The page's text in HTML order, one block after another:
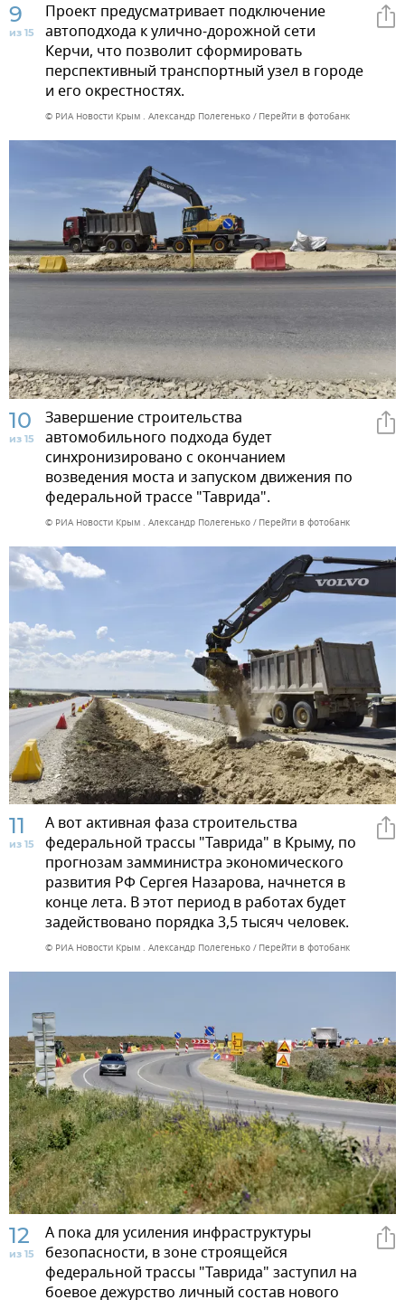
9
из 15
Проект предусматривает подключение
автоподхода к улично-дорожной сети
Керчи, что позволит сформировать
перспективный транспортный узел в городе
и его окрестностях.
© РИА Новости Крым . Александр Полегенько Перейти в фотобанк
10
из 15
Завершение строительства
автомобильного подхода будет
синхронизировано с окончанием
возведения моста и запуском движения по
федеральной трассе "Таврида".
© РИА Новости Крым . Александр Полегенько Перейти в фотобанк
11
из 15
А вот активная фаза строительства
федеральной трассы "Таврида" в Крыму, по
прогнозам замминистра экономического
развития РФ Сергея Назарова, начнется в
конце лета. В этот период в работах будет
задействовано порядка 3,5 тысяч человек.
© РИА Новости Крым . Александр Полегенько Перейти в фотобанк
12
из 15
А пока для усиления инфраструктуры
безопасности, в зоне строящейся
федеральной трассы "Таврида" заступил на
боевое дежурство личный состав нового